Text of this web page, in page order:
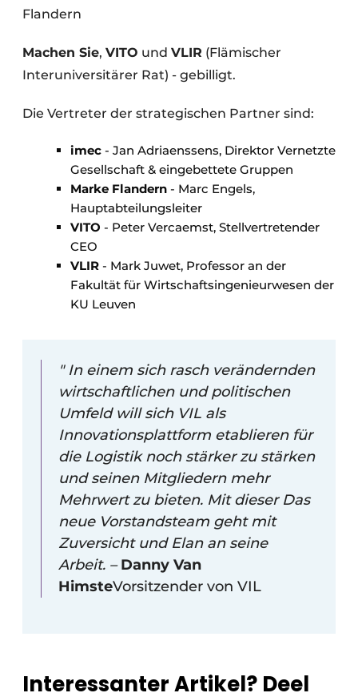
Flandern
Machen Sie, VITO und VLIR (Flämischer
Interuniversitärer Rat) - gebilligt.
Die Vertreter der strategischen Partner sind:
imec - Jan Adriaenssens, Direktor Vernetzte
Gesellschaft & eingebettete Gruppen
Marke Flandern - Marc Engels,
Hauptabteilungsleiter
VITO - Peter Vercaemst, Stellvertretender
CEO
VLIR - Mark Juwet, Professor an der
Fakultät für Wirtschaftsingenieurwesen der
KU Leuven
" In einem sich rasch verändernden
wirtschaftlichen und politischen
Umfeld will sich VIL als
Innovationsplattform etablieren für
die Logistik noch stärker zu stärken
und seinen Mitgliedern mehr
Mehrwert zu bieten. Mit dieser Das
neue Vorstandsteam geht mit
Zuversicht und Elan an seine
Arbeit. –Danny Van
HimsteVorsitzender von VIL
Interessanter Artikel? Deel